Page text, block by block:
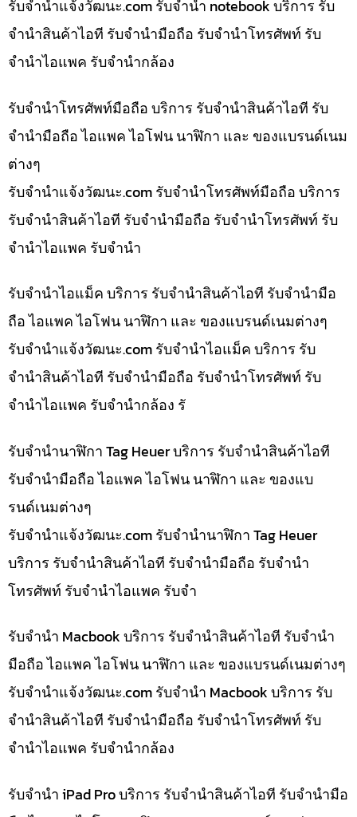
รับจํานําแจ้งวัฒนะ.com รับจำนำ notebook บริการ รับ
จำนำสินค้าไอที รับจำนำมือถือ รับจำนำโทรศัพท์ รับ
จำนำไอแพค รับจำนำกล้อง
รับจำนำโทรศัพท์มือถือ บริการ รับจำนำสินค้าไอที รับ
จำนำมือถือ ไอแพค ไอโฟน นาฬิกา และ ของแบรนด์เนม
ต่างๆ
รับจํานําแจ้งวัฒนะ.com รับจำนำโทรศัพท์มือถือ บริการ
รับจำนำสินค้าไอที รับจำนำมือถือ รับจำนำโทรศัพท์ รับ
จำนำไอแพค รับจำนำ
รับจำนำไอแม็ค บริการ รับจำนำสินค้าไอที รับจำนำมือ
ถือ ไอแพค ไอโฟน นาฬิกา และ ของแบรนด์เนมต่างๆ
รับจํานําแจ้งวัฒนะ.com รับจำนำไอแม็ค บริการ รับ
จำนำสินค้าไอที รับจำนำมือถือ รับจำนำโทรศัพท์ รับ
จำนำไอแพค รับจำนำกล้อง รั
รับจำนำนาฬิกา Tag Heuer บริการ รับจำนำสินค้าไอที
รับจำนำมือถือ ไอแพค ไอโฟน นาฬิกา และ ของแบ
รนด์เนมต่างๆ
รับจํานําแจ้งวัฒนะ.com รับจำนำนาฬิกา Tag Heuer
บริการ รับจำนำสินค้าไอที รับจำนำมือถือ รับจำนำ
โทรศัพท์ รับจำนำไอแพค รับจำ
รับจำนำ Macbook บริการ รับจำนำสินค้าไอที รับจำนำ
มือถือ ไอแพค ไอโฟน นาฬิกา และ ของแบรนด์เนมต่างๆ
รับจํานําแจ้งวัฒนะ.com รับจำนำ Macbook บริการ รับ
จำนำสินค้าไอที รับจำนำมือถือ รับจำนำโทรศัพท์ รับ
จำนำไอแพค รับจำนำกล้อง
รับจำนำ iPad Pro บริการ รับจำนำสินค้าไอที รับจำนำมือ